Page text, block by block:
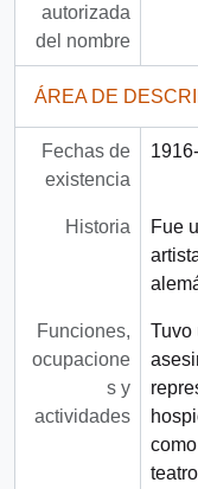
autorizada
del nombre
ÁREA DE
Fechas de
existencia
Historia
Fue
Funciones,
ocupacione
s y
actividades
Tuvo